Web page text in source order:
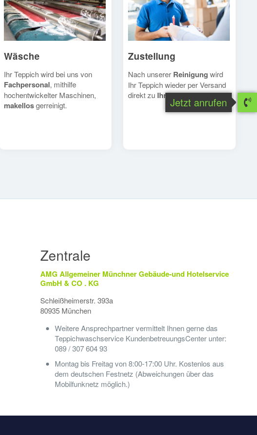
Wäsche
Ihr Teppich wird bei uns von
Fachpersonal, mithilfe
hochentwickelter Maschinen,
makellosgerreinigt.
Zustellung
Nach unserer Reinigung wird
Ihr Teppich wieder per Versand
direkt zu Ihnengeschickt.
Zentrale
AMG Allgemeiner Münchner Gebäude-und Hotelservice
GmbH & CO . KG
Schleißheimerstr. 393a
80935 München
Weitere Ansprechpartner vermittelt Ihnen gerne das
Teppichwaschservice KundenbetreuungsCenter unter:
089 / 307 604 93
Montag bis Freitag von 8:00-17:00 Uhr. Kostenlos aus
dem deutschen Festnetz (Abweichungen über das
Mobilfunknetz möglich.)
Jetzt anrufen